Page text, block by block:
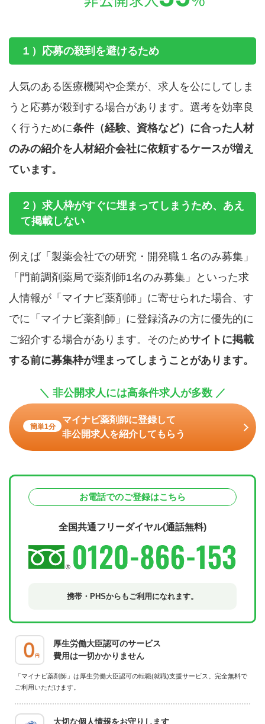
１）応募の殺到を避けるため
人気のある医療機関や企業が、求人を公にしてしま
うと応募が殺到する場合があります。選考を効率良
く行うために条件（経験、資格など）に合った人材
のみの紹介を人材紹介会社に依頼するケースが増え
ています。
２）求人枠がすぐに埋まってしまうため、あえ
て掲載しない
例えば「製薬会社での研究・開発職１名のみ募集」
「門前調剤薬局で薬剤師1名のみ募集」といった求
人情報が「マイナビ薬剤師」に寄せられた場合、す
でに「マイナビ薬剤師」に登録済みの方に優先的に
ご紹介する場合があります。そのためサイトに掲載
する前に募集枠が埋まってしまうことがあります。
＼ 非公開求人には高条件求人が多数 ／
簡単1分
マイナビ薬剤師に登録して
非公開求人を紹介してもらう
お電話でのご登録はこちら
全国共通フリーダイヤル(通話無料)
携帯・PHSからもご利用になれます。
厚生労働大臣認可のサービス
費用は一切かかりません
「マイナビ薬剤師」は厚生労働大臣認可の転職(就職)支援サービス。完全無料で
ご利用いただけます。
大切な個人情報をお守りします